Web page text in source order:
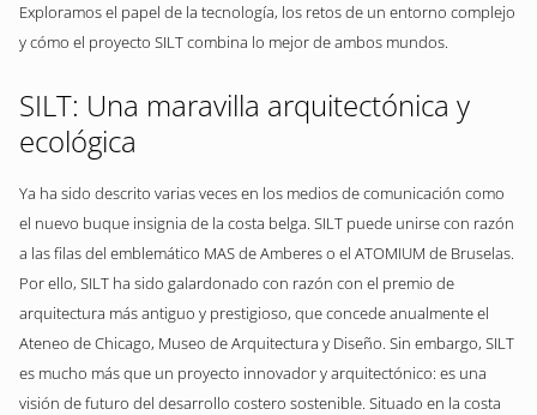
Exploramos el papel de la tecnología, los retos de un entorno complejo
y cómo el proyecto SILT combina lo mejor de ambos mundos.
SILT: Una maravilla arquitectónica y
ecológica
Ya ha sido descrito varias veces en los medios de comunicación como
el nuevo buque insignia de la costa belga. SILT puede unirse con razón
a las filas del emblemático MAS de Amberes o el ATOMIUM de Bruselas.
Por ello, SILT ha sido galardonado con razón con el premio de
arquitectura más antiguo y prestigioso, que concede anualmente el
Ateneo de Chicago, Museo de Arquitectura y Diseño. Sin embargo, SILT
es mucho más que un proyecto innovador y arquitectónico: es una
visión de futuro del desarrollo costero sostenible. Situado en la costa